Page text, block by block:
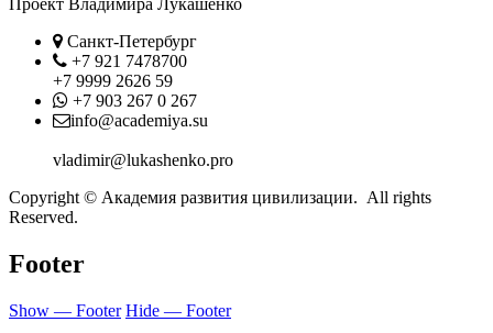
Location
Санкт-Петербург
Phone
+7 921 7478700
+7 9999 2626 59
Whatsapp
+7 903 267 0 267
Contact
info@academiya.su
vladimir@lukashenko.pro
Copyright © Академия развития цивилизации. All rights
Reserved.
Footer
Show — Footer Hide — Footer